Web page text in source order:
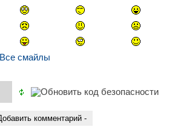
Все смайлы